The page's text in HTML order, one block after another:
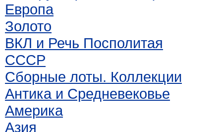
Европа
Золото
ВКЛ и Речь Посполитая
СССР
Сборные лоты. Коллекции
Антика и Средневековье
Америка
Азия